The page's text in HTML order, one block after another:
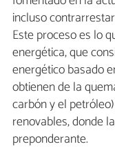
incluso
Este proceso es lo
energética, que
energético basado
obtienen de la
carbón y el
renovables, donde
preponderante.